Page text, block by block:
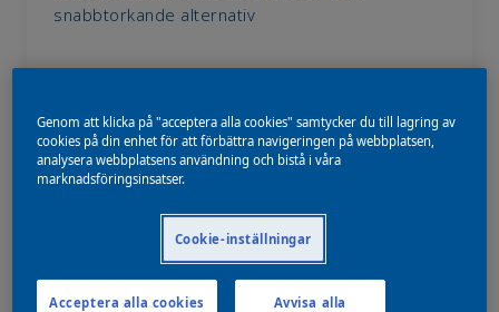
snabbtorkande alternativ
Genom att klicka på "acceptera alla cookies" samtycker du till lagring av
cookies på din enhet för att förbättra navigeringen på webbplatsen,
analysera webbplatsens användning och bistå i våra
marknadsföringsinsatser.
Cookie-inställningar
Avvisa alla
Acceptera alla cookies